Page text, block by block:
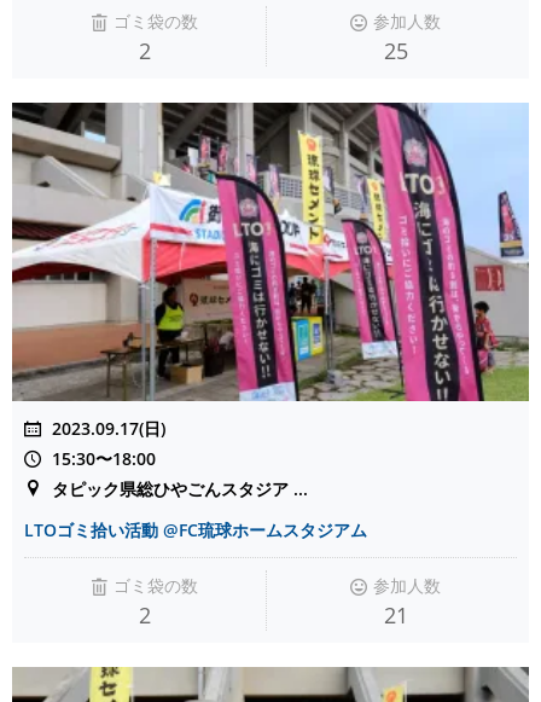
ゴミ袋の数
2
参加人数
25
2023.09.17(日)
15:30〜18:00
タピック県総ひやごんスタジア ...
LTOゴミ拾い活動 @FC琉球ホームスタジアム
ゴミ袋の数
2
参加人数
21